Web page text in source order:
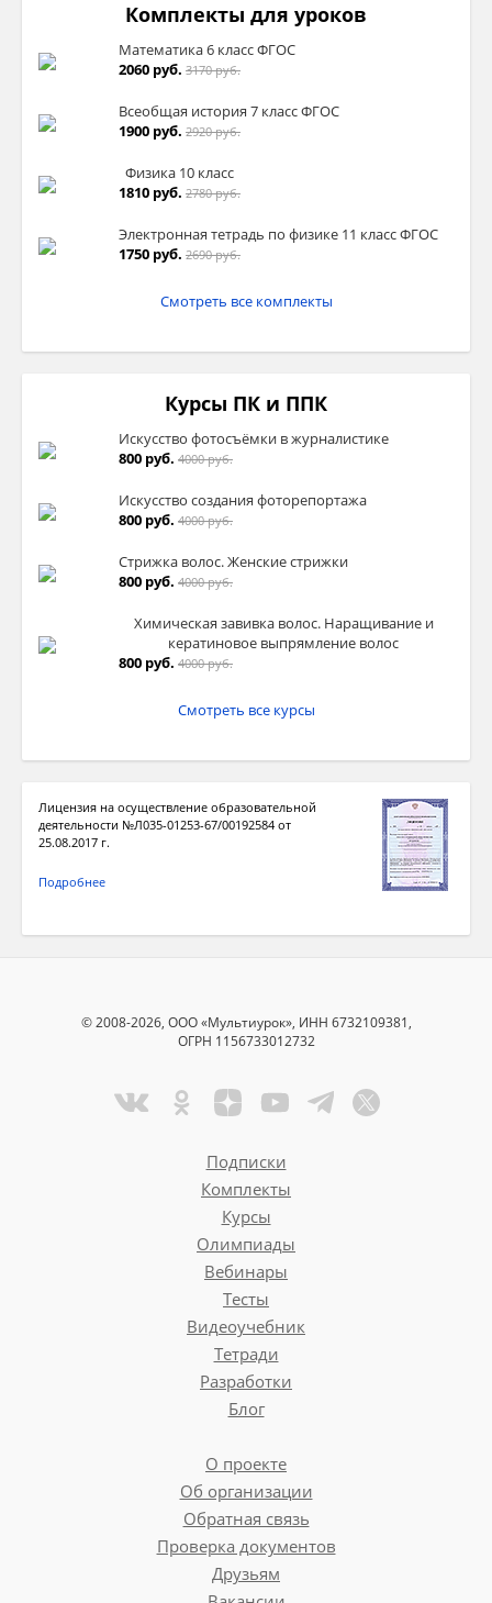
Комплекты для уроков
Математика 6 класс ФГОС
2060 руб. 3170 руб.
Всеобщая история 7 класс ФГОС
1900 руб. 2920 руб.
Физика 10 класс
1810 руб. 2780 руб.
Электронная тетрадь по физике 11 класс ФГОС
1750 руб. 2690 руб.
Смотреть все комплекты
Курсы ПК и ППК
Искусство фотосъёмки в журналистике
800 руб. 4000 руб.
Искусство создания фоторепортажа
800 руб. 4000 руб.
Стрижка волос. Женские стрижки
800 руб. 4000 руб.
Химическая завивка волос. Наращивание и
кератиновое выпрямление волос
800 руб. 4000 руб.
Смотреть все курсы
Лицензия на осуществление образовательной
деятельности №Л035-01253-67/00192584 от
25.08.2017 г.
Подробнее
© 2008-2026, ООО «Мультиурок», ИНН 6732109381,
ОГРН 1156733012732
Подписки
Комплекты
Курсы
Олимпиады
Вебинары
Тесты
Видеоучебник
Тетради
Разработки
Блог
О проекте
Об организации
Обратная связь
Проверка документов
Друзьям